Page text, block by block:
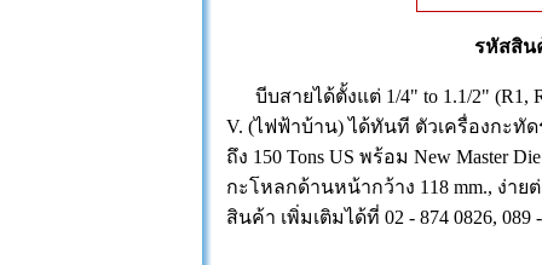
รหัสสิน
บีบสายได้ตั้งแต่ 1/4" to 1.1/2" (R1,
V. (ไฟฟ้าบ้าน) ได้ทันที ตัวเครื่องกะทั
ถึง 150 Tons US พร้อม New Master
กะโหลกด้านหน้ากว้าง 118 mm., ง่า
สินค้า เพิ่มเติมได้ที่ 02 - 874 0826, 089